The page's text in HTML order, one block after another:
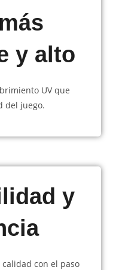
y alto
UV que
del juego.
y
con el paso